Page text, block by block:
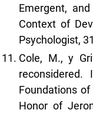
Emergent,
Context of
Psychologist,
Cole, M., y
reconsidered.
Foundations
Honor of